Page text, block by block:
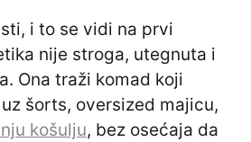
i to se vidi na prvi
nije stroga, utegnuta i
Ona traži komad koji
šorts, oversized majicu,
košulju, bez osećaja da